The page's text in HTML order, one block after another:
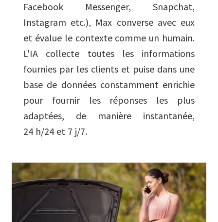
Facebook Messenger, Snapchat,
Instagram etc.), Max converse avec eux
et évalue le contexte comme un humain.
L'IA collecte toutes les informations
fournies par les clients et puise dans une
base de données constamment enrichie
pour fournir les réponses les plus
adaptées, de manière instantanée,
24 h/24 et 7 j/7.